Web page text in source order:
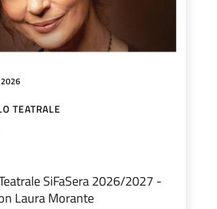
2026
TEATRALE
SiFaSera 2026/2027 -
Laura Morante